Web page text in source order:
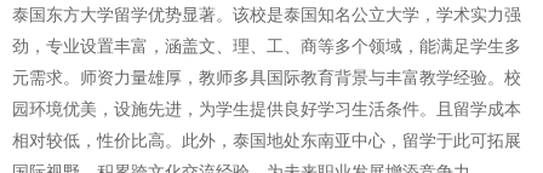
泰国东方大学留学优势显著。该校是泰国知名公立大学，学术实力强
劲，专业设置丰富，涵盖文、理、工、商等多个领域，能满足学生多
元需求。师资力量雄厚，教师多具国际教育背景与丰富教学经验。校
园环境优美，设施先进，为学生提供良好学习生活条件。且留学成本
相对较低，性价比高。此外，泰国地处东南亚中心，留学于此可拓展